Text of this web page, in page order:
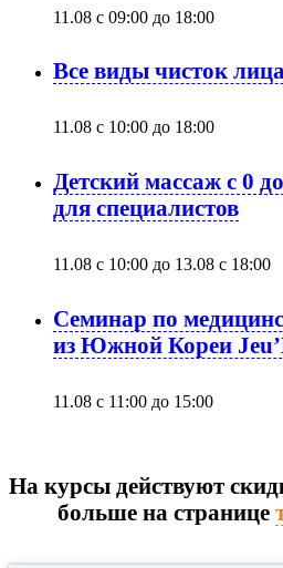
11.08 с 09:00 до 18:00
Все виды чисток
11.08 с 10:00 до 18:00
Детский массаж с 0
для специалистов
11.08 с 10:00 до 13.08 с 18:00
Семинар по
из Южной Кореи
11.08 с 11:00 до 15:00
На курсы действуют
больше на странице